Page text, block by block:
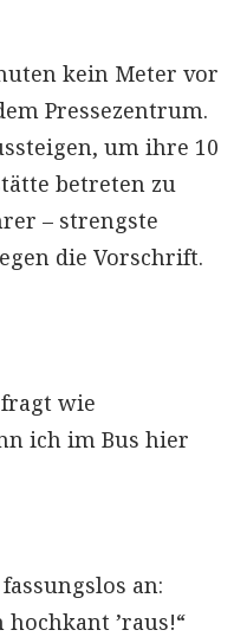
kein Meter vor
Pressezentrum.
um ihre 10
betreten zu
– strengste
die Vorschrift.
wie
ich im Bus hier
an:
hochkant ’raus!“